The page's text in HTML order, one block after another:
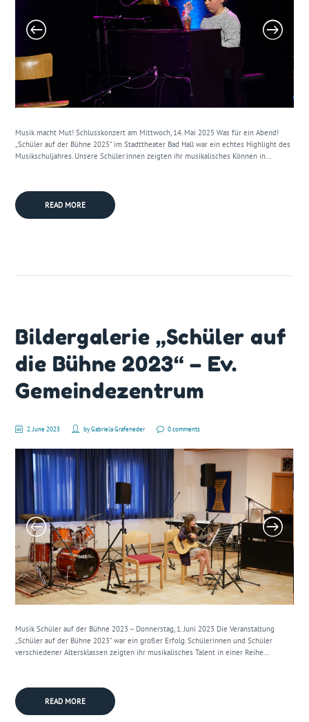
Musik macht Mut! Schlusskonzert am Mittwoch, 14. Mai 2025 Was für ein Abend!
„Schüler auf der Bühne 2025“ im Stadttheater Bad Hall war ein echtes Highlight des
Musikschuljahres. Unsere Schüler:innen zeigten ihr musikalisches Können in...
READ MORE
Bildergalerie „Schüler auf
die Bühne 2023“ – Ev.
Gemeindezentrum
2. June 2023 byGabriela Grafeneder 0 comments
Musik Schüler auf der Bühne 2023 – Donnerstag, 1. Juni 2023 Die Veranstaltung
„Schüler auf der Bühne 2023“ war ein großer Erfolg. Schülerinnen und Schüler
verschiedener Altersklassen zeigten ihr musikalisches Talent in einer Reihe...
READ MORE